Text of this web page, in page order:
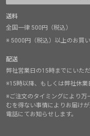
送料
全国一律 500円（税込）
※ 5000円（税込）以上のお買
配送
弊社営業日の15時までにいた
※15時以降、もしくは弊社休業
※ご注文のタイミングにより万
むを得ない事情によりお届け
電話にてお知らせします。